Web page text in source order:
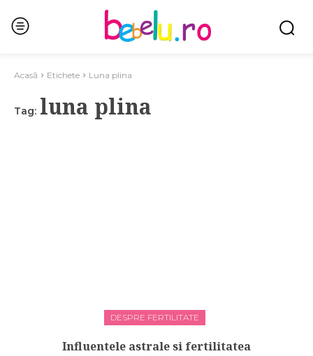
Acasă Etichete Luna plina
Tag: luna plina
DESPRE FERTILITATE
Influentele astrale si fertilitatea